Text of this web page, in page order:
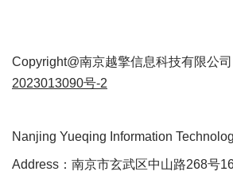
Copyright@南京越擎信息科技有限公司
2023013090号-2
Nanjing Yueqing Information
Address：南京市玄武区中山路268号